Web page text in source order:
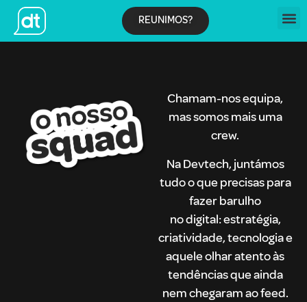
REUNIMOS?
Chamam-nos equipa,
mas somos mais uma
crew.
Na Devtech, juntámos
tudo o que precisas para
fazer barulho
no digital: estratégia,
criatividade, tecnologia e
aquele olhar atento às
tendências que ainda
nem chegaram ao feed.